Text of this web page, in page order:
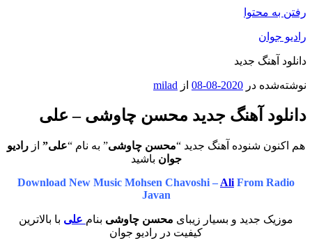
رفتن به محتوا
رادیو جوان
دانلود آهنگ جدید
نوشته‌شده در 2020-08-08 از milad
دانلود آهنگ جدید محسن چاوشی – علی
هم اکنون شنوده آهنگ جدید “محسن چاوشی” به نام “علی” از رادیو
جوان باشید
Download New Music Mohsen Chavoshi – Ali From Radio
Javan
موزیک جدید و بسیار زیبای محسن چاوشی بنام علی با بالاترین
کیفیت در رادیو جوان